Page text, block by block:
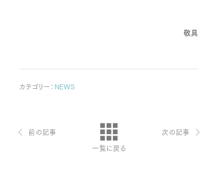
敬具
カテゴリー： NEWS
前の記事
一覧に戻る
次の記事
代表 / 営業・企画・総務・経理
TEL：0776-89-1370
商品センター直通
0776-87-0890